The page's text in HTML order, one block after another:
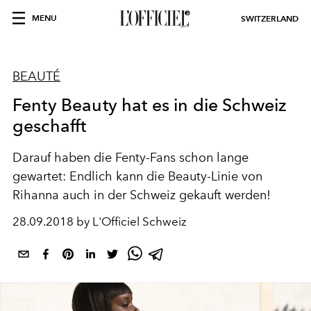
MENU SWITZERLAND
BEAUTÉ
Fenty Beauty hat es in die Schweiz
geschafft
Darauf haben die Fenty-Fans schon lange
gewartet: Endlich kann die Beauty-Linie von
Rihanna auch in der Schweiz gekauft werden!
28.09.2018 by L'Officiel Schweiz